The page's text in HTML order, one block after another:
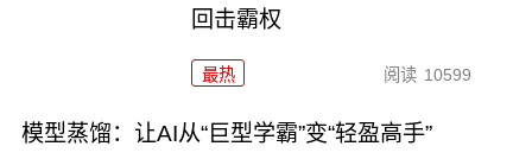
回击霸权
最热 阅读 10599
模型蒸馏：让AI从“巨型学霸”变“轻盈高手”